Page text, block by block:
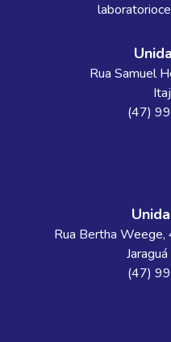
Rua Samuel
(47)
Rua Bertha Weege,
(47)